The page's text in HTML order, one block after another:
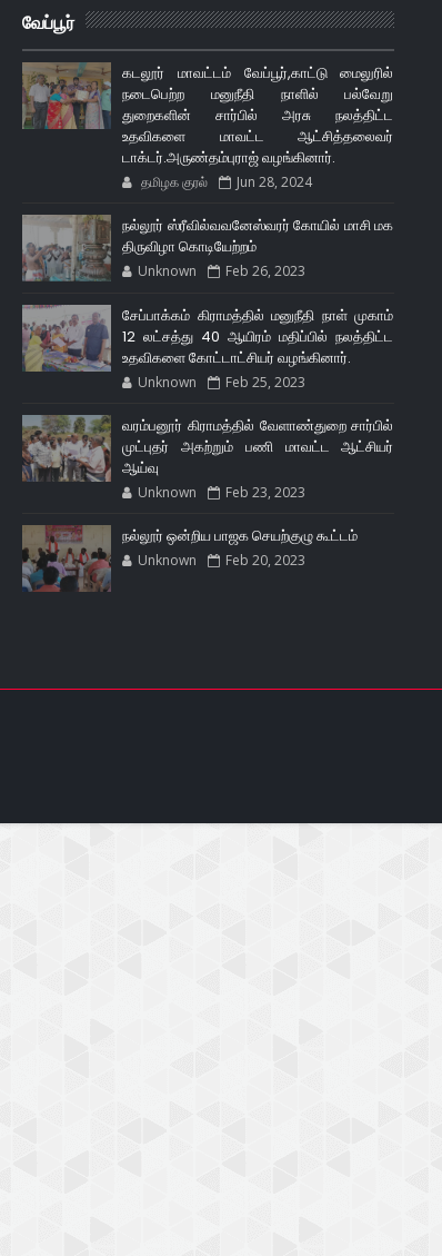
வேப்பூர்
கடலூர் மாவட்டம் வேப்பூர்,காட்டு மைலுரில்
நடைபெற்ற மனுநீதி நாளில் பல்வேறு
துறைகளின் சார்பில் அரசு நலத்திட்ட
உதவிகளை மாவட்ட ஆட்சித்தலைவர்
டாக்டர்.அருண்தம்புராஜ் வழங்கினார்.
தமிழக குரல் Jun 28, 2024
நல்லூர் ஸ்ரீவில்வவனேஸ்வரர் கோயில் மாசி மக
திருவிழா கொடியேற்றம்
Unknown Feb 26, 2023
சேப்பாக்கம் கிராமத்தில் மனுநீதி நாள் முகாம்
12 லட்சத்து 40 ஆயிரம் மதிப்பில் நலத்திட்ட
உதவிகளை கோட்டாட்சியர் வழங்கினார்.
Unknown Feb 25, 2023
வரம்பனூர் கிராமத்தில் வேளாண்துறை சார்பில்
முட்புதர் அகற்றும் பணி மாவட்ட ஆட்சியர்
ஆய்வு
Unknown Feb 23, 2023
நல்லூர் ஒன்றிய பாஜக செயற்குழு கூட்டம்
Unknown Feb 20, 2023